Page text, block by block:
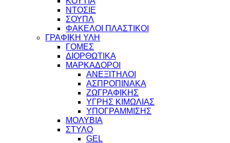
ΝΤΟΣΙΕ
ΣΟΥΠΛ
ΦΑΚΕΛΟΙ ΠΛΑΣΤΙΚΟΙ
ΓΡΑΦΙΚΗ ΥΛΗ
ΓΟΜΕΣ
ΔΙΟΡΘΩΤΙΚΑ
ΜΑΡΚΑΔΟΡΟΙ
ΑΝΕΞΙΤΗΛΟΙ
ΑΣΠΡΟΠΙΝΑΚΑ
ΖΩΓΡΑΦΙΚΗΣ
ΥΓΡΗΣ ΚΙΜΩΛΙΑΣ
ΥΠΟΓΡΑΜΜΙΣΗΣ
ΜΟΛΥΒΙΑ
ΣΤΥΛΟ
GEL